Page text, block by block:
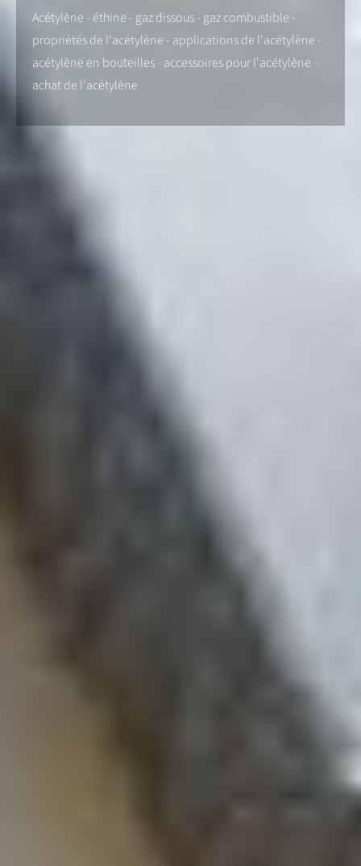
Acétylène - éthine - gaz dissous - gaz combustible -
propriétés de l'acétylène - applications de l'acétylène -
acétylène en bouteilles - accessoires pour l'acétylène -
achat de l'acétylène